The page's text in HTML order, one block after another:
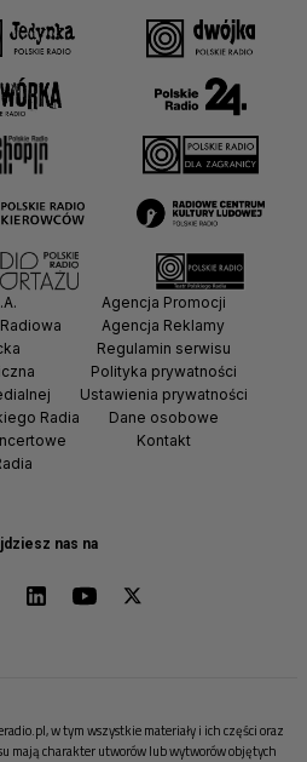
nas na
Radia
Agencja Promocji
Agencja Reklamy
Regulamin serwisu
Polityka prywatności
Ustawienia prywatności
Dane osobowe
Kontakt
w tym wszystkie materiały i ich części oraz
mają charakter utworów lub wytworów objętych